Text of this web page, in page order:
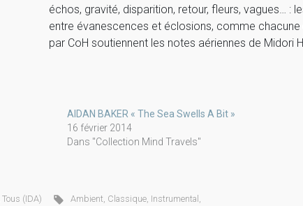
échos, gravité, disparition, retour, fleurs, vagues… :
entre évanescences et éclosions, comme
par CoH soutiennent les notes aériennes de Midori
AIDAN BAKER « The Sea Swells A Bit »
16 février 2014
Dans "Collection Mind Travels"
Tous (IDA) Ambient, Classique, Instrumental ,